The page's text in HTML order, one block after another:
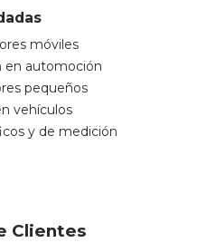
móviles
en automoción
pequeños
vehículos
y de medición
Clientes